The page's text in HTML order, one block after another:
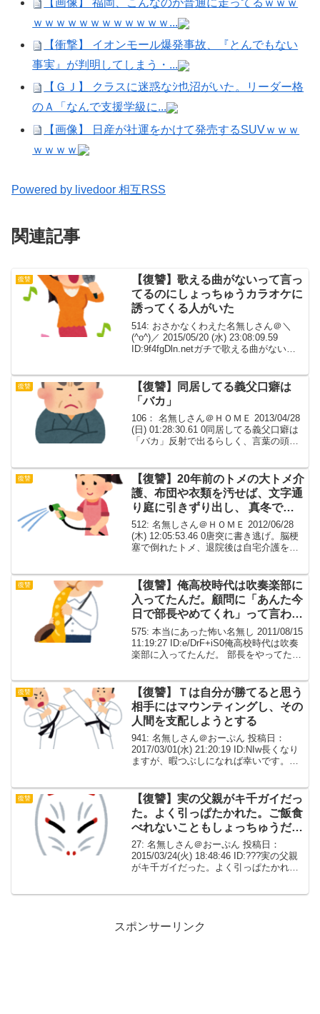
【画像】 福岡、こんなのが普通に走ってるｗｗｗ
ｗｗｗｗｗｗｗｗｗｗｗｗ...
【衝撃】 イオンモール爆発事故、『とんでもない
事実』が判明してしまう・...
【ＧＪ】 クラスに迷惑なｼ也沼がいた。リーダー格
のＡ「なんで支援学級に...
【画像】 日産が社運をかけて発売するSUVｗｗｗ
ｗｗｗｗ
Powered by livedoor 相互RSS
関連記事
復讐
【復讐】歌える曲がないって言っ
てるのにしょっちゅうカラオケに
誘ってくる人がいた
514: おさかなくわえた名無しさん＠＼
(^o^)／ 2015/05/20 (水) 23:08:09.59
ID:9f4fgDln.netガチで歌える曲がない
ってくる人...
復讐
【復讐】同居してる義父口癖は
「バカ」
106： 名無しさん＠ＨＯＭＥ 2013/04/28
(日) 01:28:30.61 0同居してる義父口癖は
「バカ」反射で出るらしく、言葉の頭に
みつけては、どんなさ...
復讐
【復讐】20年前のトメの大トメ介
護、布団や衣類を汚せば、文字通
り庭に引きずり出し、 真冬でも
ホースで水をジャージャーかけて
た。
512: 名無しさん＠ＨＯＭＥ 2012/06/28
(木) 12:05:53.46 0唐突に書き逃げ。脳梗
塞で倒れたトメ、退院後は自宅介護をご
ついに来た！このときを待...
復讐
【復讐】俺高校時代は吹奏楽部に
入ってたんだ。顧問に「あんた今
日で部長やめてくれ」って言われ
たんだ。
575: 本当にあった怖い名無し 2011/08/15
11:19:27 ID:e/DrF+iS0俺高校時代は吹奏
楽部に入ってたんだ。 部長をやってたん
われたんだ。 大...
復讐
【復讐】Ｔは自分が勝てると思う
相手にはマウンティングし、その
人間を支配しようとする
941: 名無しさん＠おーぷん 投稿日：
2017/03/01(水) 21:20:19 ID:NIw長くなり
ますが、暇つぶしになれば幸いです。高
れ＋中学までフルコン空手の...
復讐
【復讐】実の父親がキ千ガイだっ
た。よく引っぱたかれた。ご飯食
べれないこともしょっちゅうだっ
た。
27: 名無しさん＠おーぷん 投稿日：
2015/03/24(火) 18:48:46 ID:???実の父親
がキ千ガイだった。よく引っぱたかれ
スポンサーリンク